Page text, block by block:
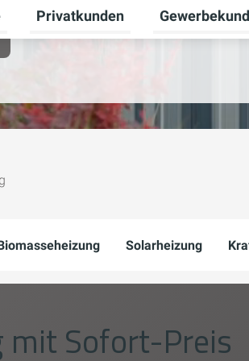
Untermenü für Zukunftsenergie
Privatkunden
Untermenü
Solarheizung
mit Sofort-Preis